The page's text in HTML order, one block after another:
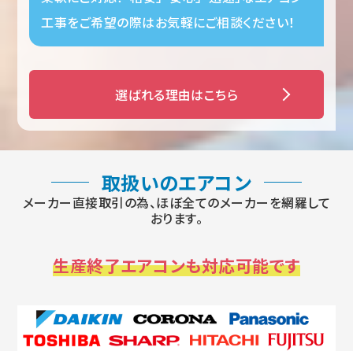
工事をご希望の際はお気軽にご相談ください！
選ばれる理由はこちら
取扱いのエアコン
メーカー直接取引の為、ほぼ全てのメーカーを網羅して
おります。
生産終了エアコンも対応可能です